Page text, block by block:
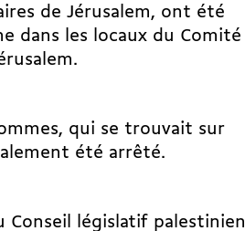
de Jérusalem, ont été
dans les locaux du Comité
qui se trouvait sur
été arrêté.
législatif palestinien